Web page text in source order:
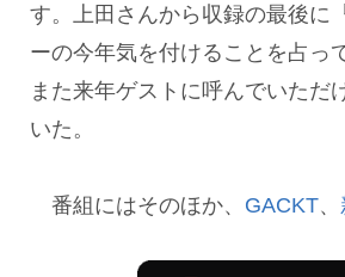
す。上田さんから収録の最後に
ーの今年気を付けることを占っ
また来年ゲストに呼んでいただ
いた。
番組にはそのほか、 GACKT、